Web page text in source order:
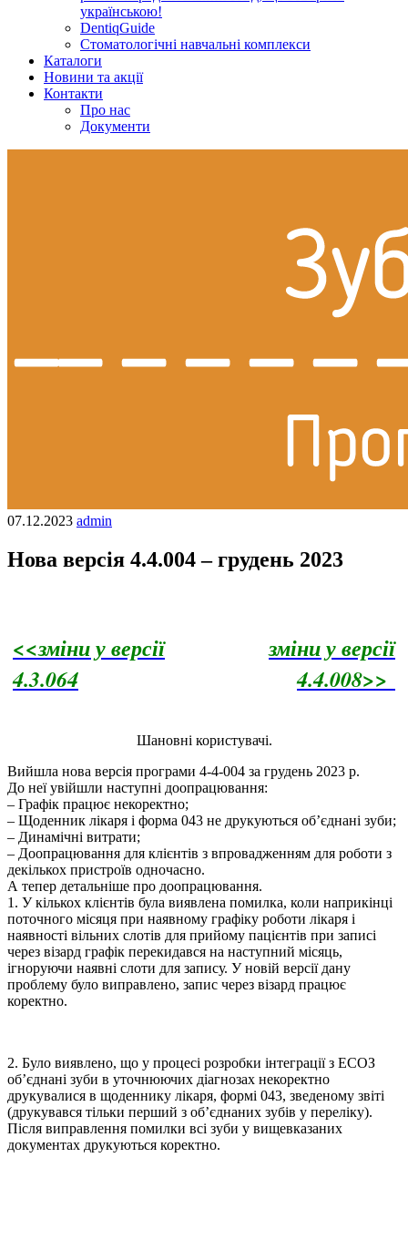
українською!
DentiqGuide
Стоматологічні навчальні комплекси
Каталоги
Новини та акції
Контакти
Про нас
Документи
07.12.2023 admin
Нова версія 4.4.004 – грудень 2023
<<зміни у версії
4.3.064
зміни у версії
4.4.008>>
Шановні користувачі.
Вийшла нова версія програми 4-4-004 за грудень 2023 р.
До неї увійшли наступні доопрацювання:
– Графік працює некоректно;
– Щоденник лікаря і форма 043 не друкуються об’єднані зуби;
– Динамічні витрати;
– Доопрацювання для клієнтів з впровадженням для роботи з
декількох пристроїв одночасно.
А тепер детальніше про доопрацювання.
1. У кількох клієнтів була виявлена помилка, коли наприкінці
поточного місяця при наявному графіку роботи лікаря і
наявності вільних слотів для прийому пацієнтів при записі
через візард графік перекидався на наступний місяць,
ігноруючи наявні слоти для запису. У новій версії дану
проблему було виправлено, запис через візард працює
коректно.
2. Було виявлено, що у процесі розробки інтеграції з ЕСОЗ
об’єднані зуби в уточнюючих діагнозах некоректно
друкувалися в щоденнику лікаря, формі 043, зведеному звіті
(друкувався тільки перший з об’єднаних зубів у переліку).
Після виправлення помилки всі зуби у вищевказаних
документах друкуються коректно.